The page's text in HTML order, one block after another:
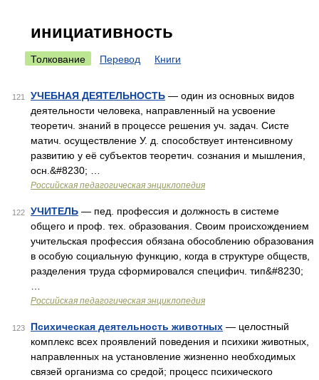
инициативность
Толкование Перевод Книги
121 УЧЕБНАЯ ДЕЯТЕЛЬНОСТЬ — один из основных видов
деятельности человека, направленный на усвоение
теоретич. знаний в процессе решения уч. задач. Систе
матич. осуществление У. д. способствует интенсивному
развитию у её субъектов теоретич. сознания и мышления,
осн.&#8230; …
Российская педагогическая энциклопедия
122 УЧИТЕЛЬ — пед. профессия и должность в системе
общего и проф. тех. образования. Своим происхождением
учительская профессия обязана обособлению образования
в особую социальную функцию, когда в структуре обществ,
разделения труда сформировался специфич. тип&#8230;
Российская педагогическая энциклопедия
123 Психическая деятельность животных — целостный
комплекс всех проявлений поведения и психики животных,
направленных на установление жизненно необходимых
связей организма со средой; процесс психического